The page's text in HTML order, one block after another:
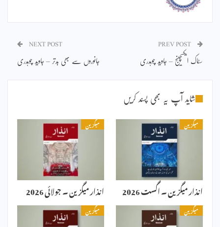
سٹاک ایکسچینج – جاوید چوہدری
NEXT POST
جانوروں سے بھی بدتر – جاوید چوہدری
شاید آپ یہ بھی پسند کریں
میگزین
انذار میگزین ۔ اگست 2026
میگزین
انذار میگزین ۔ جولائی 2026
میگزین میگزین